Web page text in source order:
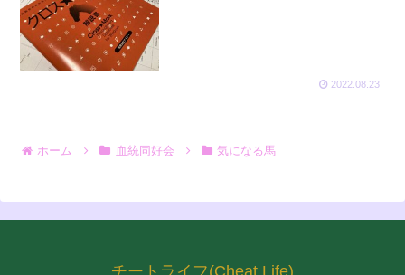
2022.08.23
ホーム 血統同好会 気になる馬